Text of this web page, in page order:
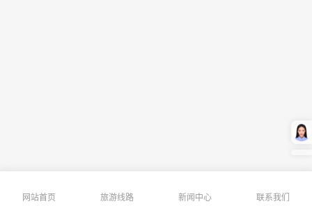
网站首页 旅游线路 新闻中心 联系我们